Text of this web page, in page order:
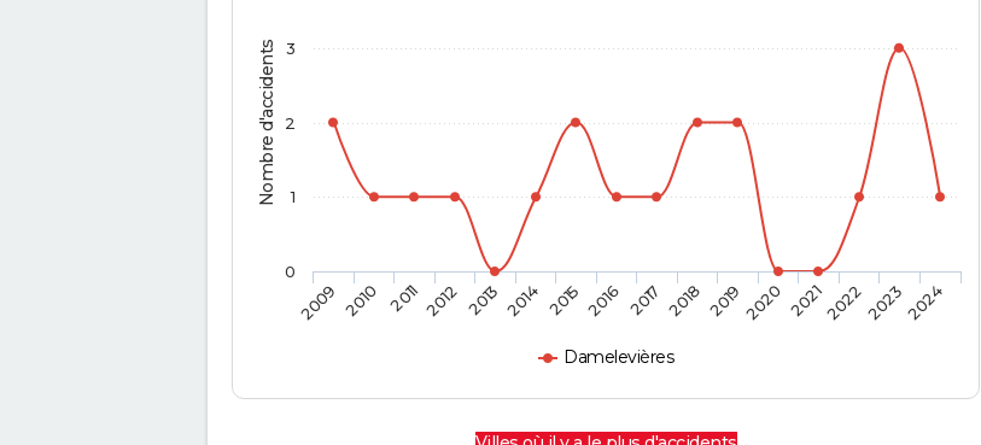
Nombre d'accidents
Damelevières
2009 2010 2011 2012 2013 2014 2015 2016 2017 2018 20192020 2021202220232024
0
1
2
3